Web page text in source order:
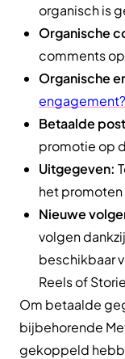
organisch is
Organische
comments
Organische
engagement?
Betaalde
promotie op
Uitgegeven:
het promoten
Nieuwe
volgen
beschikbaar
Reels of
Om betaalde
bijbehorende
gekoppeld